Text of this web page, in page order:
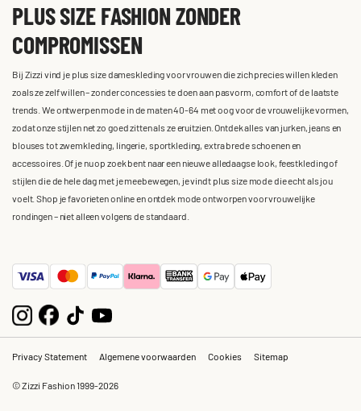
PLUS SIZE FASHION ZONDER
COMPROMISSEN
Bij Zizzi vind je plus size dameskleding voor vrouwen die zich precies willen kleden
zoals ze zelf willen – zonder concessies te doen aan pasvorm, comfort of de laatste
trends. We ontwerpen mode in de maten 40-64 met oog voor de vrouwelijke vormen,
zodat onze stijlen net zo goed zitten als ze eruitzien. Ontdek alles van jurken, jeans en
blouses tot zwemkleding, lingerie, sportkleding, extra brede schoenen en
accessoires. Of je nu op zoek bent naar een nieuwe alledaagse look, feestkleding of
stijlen die de hele dag met je meebewegen, je vindt plus size mode die echt als jou
voelt. Shop je favorieten online en ontdek mode ontworpen voor vrouwelijke
rondingen – niet alleen volgens de standaard.
Privacy Statement Algemene voorwaarden Cookies Sitemap
© Zizzi Fashion 1999-2026